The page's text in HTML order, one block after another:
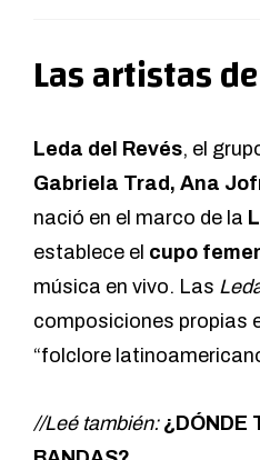
Las artistas
Leda del Revés, el
Gabriela Trad, Ana
nació en el marco de la
establece el cupo
música en vivo. Las
composiciones propias
“folclore
//Leé también: ¿DÓNDE